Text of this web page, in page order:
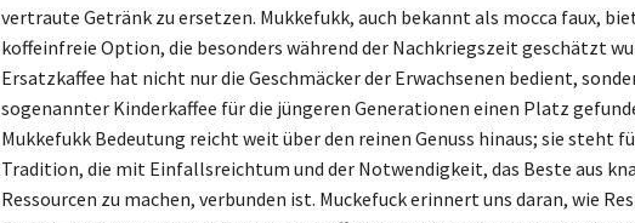
vertraute Getränk zu ersetzen. Mukkefukk, auch bekannt als mocca faux,
koffeinfreie Option, die besonders während der Nachkriegszeit geschätzt
Ersatzkaffee hat nicht nur die Geschmäcker der Erwachsenen bedient,
sogenannter Kinderkaffee für die jüngeren Generationen einen Platz
Mukkefukk Bedeutung reicht weit über den reinen Genuss hinaus; sie steht
Tradition, die mit Einfallsreichtum und der Notwendigkeit, das Beste aus
Ressourcen zu machen, verbunden ist. Muckefuck erinnert uns daran, wie